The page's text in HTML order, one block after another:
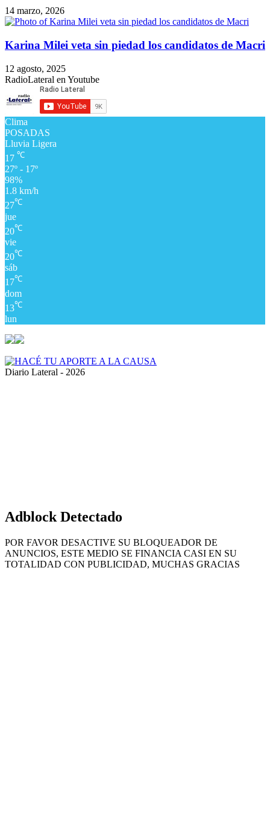
14 marzo, 2026
Karina Milei veta sin piedad los candidatos de Macri
12 agosto, 2025
RadioLateral en Youtube
Clima
POSADAS
Lluvia Ligera
17 ℃
27º - 17º
98%
1.8 km/h
27℃
jue
20℃
vie
20℃
sáb
17℃
dom
13℃
lun
Diario Lateral - 2026
Adblock Detectado
POR FAVOR DESACTIVE SU BLOQUEADOR DE
ANUNCIOS, ESTE MEDIO SE FINANCIA CASI EN SU
TOTALIDAD CON PUBLICIDAD, MUCHAS GRACIAS